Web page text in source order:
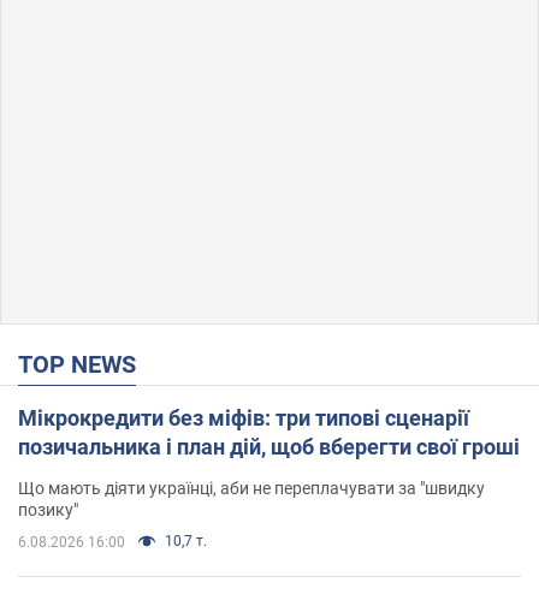
TOP NEWS
Мікрокредити без міфів: три типові сценарії
позичальника і план дій, щоб вберегти свої гроші
Що мають діяти українці, аби не переплачувати за "швидку
позику"
6.08.2026 16:00 10,7 т.